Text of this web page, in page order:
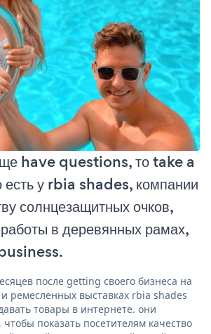
have questions, то take a
у rbia shades, компании
солнцезащитных очков,
в деревянных рамах,
после getting своего бизнеса на
ремесленных выставках rbia shades
товары в интернете. они
показать посетителям качество